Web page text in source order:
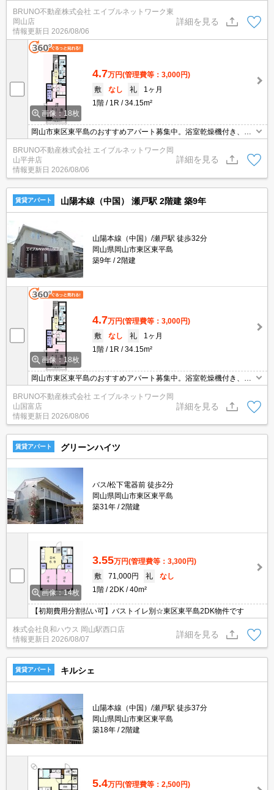
BRUNO不動産株式会社 エイブルネットワーク東
岡山店
情報更新日 2026/08/06
詳細を見る
画像：18枚
4.7万円(管理費等：3,000円)
敷
なし 礼
1ヶ月
1階
1R 34.15m²
岡山市東区東平島のおすすめアパート募集中。浴室乾燥機付き、追
い焚き機能付きバス、お気軽にお問い合わせください。
BRUNO不動産株式会社 エイブルネットワーク岡
山平井店
情報更新日 2026/08/06
詳細を見る
賃貸アパート 山陽本線（中国） 瀬戸駅 2階建 築9年
山陽本線（中国）/瀬戸駅 徒歩32分
岡山県岡山市東区東平島
築9年
2階建
画像：18枚
4.7万円(管理費等：3,000円)
敷
なし 礼
1ヶ月
1階
1R 34.15m²
岡山市東区東平島のおすすめアパート募集中。浴室乾燥機付き、追
い焚き機能付きバス、お気軽にお問い合わせください。
BRUNO不動産株式会社 エイブルネットワーク岡
山国富店
情報更新日 2026/08/06
詳細を見る
賃貸アパート グリーンハイツ
バス/松下電器前 徒歩2分
岡山県岡山市東区東平島
築31年
2階建
画像：14枚
3.55万円(管理費等：3,300円)
敷
71,000円 礼
なし
1階
2DK 40m²
【初期費用分割払い可】バストイレ別☆東区東平島2DK物件です
株式会社良和ハウス 岡山駅西口店
情報更新日 2026/08/07
詳細を見る
賃貸アパート キルシェ
山陽本線（中国）/瀬戸駅 徒歩37分
岡山県岡山市東区東平島
築18年
2階建
5.4万円(管理費等：2,500円)